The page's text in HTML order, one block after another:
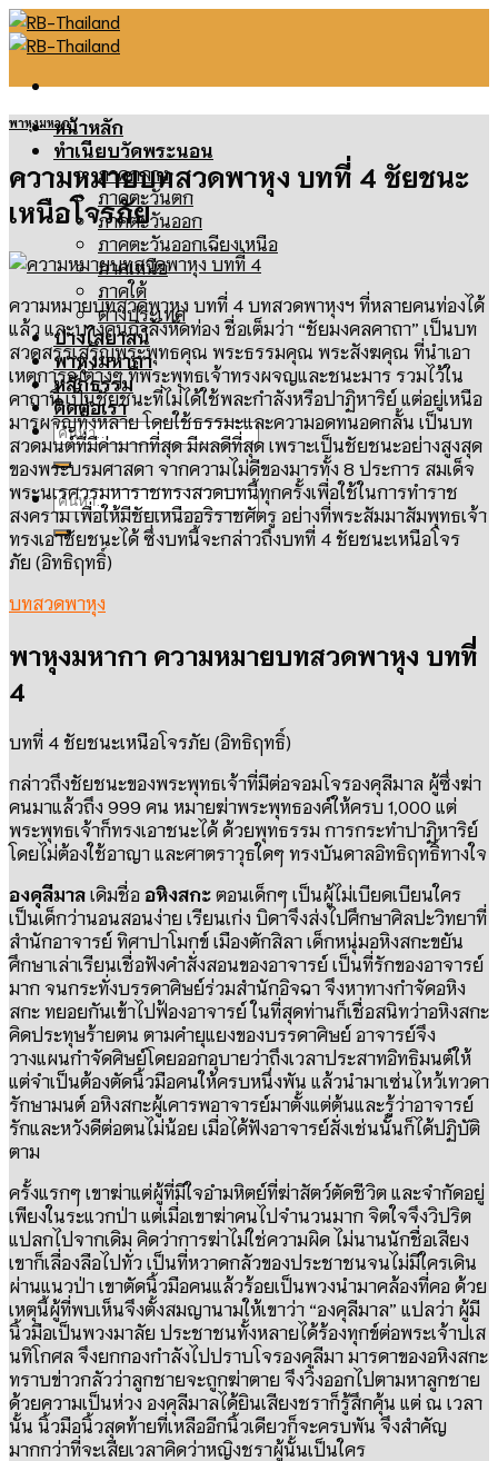
Skip
to
หน้าหลัก
ทำเนียบวัดพระนอน
ภาคกลาง
ภาคตะวันตก
ภาคตะวันออก
ภาคตะวันออกเฉียงเหนือ
ภาคเหนือ
ภาคใต้
ต่างประเทศ
ปางไสยาสน์
พาหุงมหากา
หลักธรรม
ติดต่อเรา
ค้นหา:
ค้นหา:
พาหุงมหากา
ความหมายบทสวดพาหุง บทที่ 4 ชัยชนะ
เหนือโจรภัย
ความหมายบทสวดพาหุง บทที่ 4บทสวดพาหุงฯ ที่หลายคนท่องได้
แล้ว และบางคนกำลังหัดท่อง ชื่อเต็มว่า “ชัยมงคลคาถา” เป็นบท
สวดสรรเสริญพระพุทธคุณ พระธรรมคุณ พระสังฆคุณ ที่นำเอา
เหตุการณ์ต่างๆที่พระพุทธเจ้าทรงผจญและชนะมาร รวมไว้ใน
คาถานี้ เป็นชัยชนะที่ไม่ได้ใช้พละกำลังหรือปาฏิหาริย์ แต่อยู่เหนือ
มารผจญทั้งหลาย โดยใช้ธรรมะและความอดทนอดกลั้น เป็นบท
สวดมนต์ที่มีค่ามากที่สุด มีผลดีที่สุด เพราะเป็นชัยชนะอย่างสูงสุด
ของพระบรมศาสดา จากความไม่ดีของมารทั้ง 8 ประการ สมเด็จ
พระนเรศวรมหาราชทรงสวดบทนี้ทุกครั้งเพื่อใช้ในการทำราช
สงคราม เพื่อให้มีชัยเหนืออริราชศัตรู อย่างที่พระสัมมาสัมพุทธเจ้า
ทรงเอาชัยชนะได้ ซึ่งบทนี้จะกล่าวถึงบทที่ 4ชัยชนะเหนือโจร
ภัย (อิทธิฤทธิ์)
บทสวดพาหุง
พาหุงมหากา ความหมายบทสวดพาหุง บทที่
4
บทที่ 4ชัยชนะเหนือโจรภัย (อิทธิฤทธิ์)
กล่าวถึงชัยชนะของพระพุทธเจ้าที่มีต่อจอมโจรองคุลีมาล ผู้ซึ่งฆ่า
คนมาแล้วถึง 999 คน หมายฆ่าพระพุทธองค์ให้ครบ 1,000 แต่
พระพุทธเจ้าก็ทรงเอาชนะได้ ด้วยพุทธรรม การกระทำปาฏิหาริย์
โดยไม่ต้องใช้อาญา และศาตราวุธใดๆ ทรงบันดาลอิทธิฤทธิ์ทางใจ
องคุลีมาลเดิมชื่ออหิงสกะตอนเด็กๆ เป็นผู้ไม่เบียดเบียนใคร
เป็นเด็กว่านอนสอนง่าย เรียนเก่ง บิดาจึงส่งไปศึกษาศิลปะวิทยาที่
สำนักอาจารย์ ทิศาปาโมกข์ เมืองตักสิลา เด็กหนุ่มอหิงสกะขยัน
ศึกษาเล่าเรียนเชื่อฟังคำสั่งสอนของอาจารย์ เป็นที่รักของอาจารย์
มาก จนกระทั่งบรรดาศิษย์ร่วมสำนักอิจฉา จึงหาทางกำจัดอหิง
สกะทยอยกันเข้าไปฟ้องอาจารย์ ในที่สุดท่านก็เชื่อสนิทว่าอหิงสกะ
คิดประทุษร้ายตน ตามคำยุแยงของบรรดาศิษย์ อาจารย์จึง
วางแผนกำจัดศิษย์โดยออกอุบายว่าถึงเวลาประสาทอิทธิมนต์ให้
แต่จำเป็นต้องตัดนิ้วมือคนให้ครบหนึ่งพัน แล้วนำมาเซ่นไหว้เทวดา
รักษามนต์ อหิงสกะผู้เคารพอาจารย์มาตั้งแต่ต้นและรู้ว่าอาจารย์
รักและหวังดีต่อตนไม่น้อย เมื่อได้ฟังอาจารย์สั่งเช่นนั้นก็ได้ปฏิบัติ
ตาม
ครั้งแรกๆ เขาฆ่าแต่ผู้ที่มีใจอำมหิตย์ที่ฆ่าสัตว์ตัดชีวิต และจำกัดอยู่
เพียงในระแวกป่า แต่เมื่อเขาฆ่าคนไปจำนวนมาก จิตใจจึงวิปริต
แปลกไปจากเดิม คิดว่าการฆ่าไม่ใช่ความผิด ไม่นานนักชื่อเสียง
เขาก็เลื่องลือไปทั่ว เป็นที่หวาดกลัวของประชาชนจนไม่มีใครเดิน
ผ่านแนวป่า เขาตัดนิ้วมือคนแล้วร้อยเป็นพวงนำมาคล้องที่คอ ด้วย
เหตุนี้ผู้ที่พบเห็นจึงตั้งสมญานามให้เขาว่า “องคุลีมาล” แปลว่า ผู้มี
นิ้วมือเป็นพวงมาลัย ประชาชนทั้งหลายได้ร้องทุกข์ต่อพระเจ้าปเส
นทิโกศล จึงยกกองกำลังไปปราบโจรองคุลีมา มารดาของอหิงสกะ
ทราบข่าวกลัวว่าลูกชายจะถูกฆ่าตาย จึงวิ่งออกไปตามหาลูกชาย
ด้วยความเป็นห่วง องคุลีมาลได้ยินเสียงชราก็รู้สึกคุ้น แต่ ณ เวลา
นั้น นิ้วมือนิ้วสุดท้ายที่เหลืออีกนิ้วเดียวก็จะครบพัน จึงสำคัญ
มากกว่าที่จะเสียเวลาคิดว่าหญิงชราผู้นั้นเป็นใคร